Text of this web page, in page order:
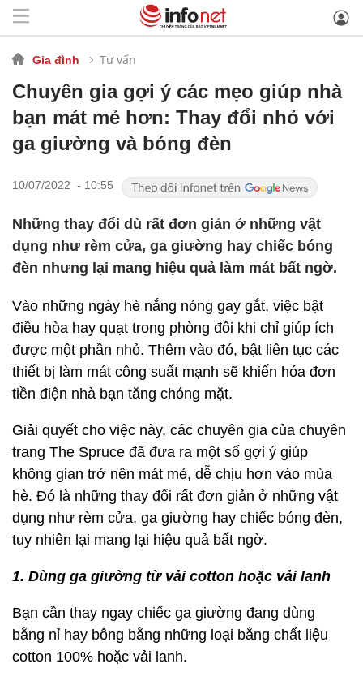
Gia đình Tư vấn
Chuyên gia gợi ý các mẹo giúp nhà
bạn mát mẻ hơn: Thay đổi nhỏ với
ga giường và bóng đèn
10/07/2022 - 10:55
Những thay đổi dù rất đơn giản ở những vật
dụng như rèm cửa, ga giường hay chiếc bóng
đèn nhưng lại mang hiệu quả làm mát bất ngờ.
Vào những ngày hè nắng nóng gay gắt, việc bật
điều hòa hay quạt trong phòng đôi khi chỉ giúp ích
được một phần nhỏ. Thêm vào đó, bật liên tục các
thiết bị làm mát công suất mạnh sẽ khiến hóa đơn
tiền điện nhà bạn tăng chóng mặt.
Giải quyết cho việc này, các chuyên gia của chuyên
trang The Spruce đã đưa ra một số gợi ý giúp
không gian trở nên mát mẻ, dễ chịu hơn vào mùa
hè. Đó là những thay đổi rất đơn giản ở những vật
dụng như rèm cửa, ga giường hay chiếc bóng đèn,
tuy nhiên lại mang lại hiệu quả bất ngờ.
1. Dùng ga giường từ vải cotton hoặc vải lanh
Bạn cần thay ngay chiếc ga giường đang dùng
bằng nỉ hay bông bằng những loại bằng chất liệu
cotton 100% hoặc vải lanh.